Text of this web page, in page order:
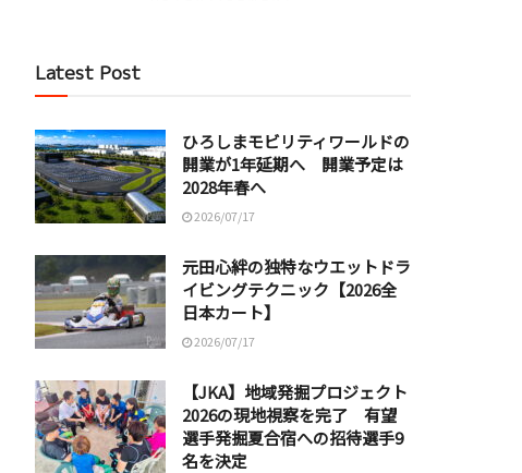
Latest Post
ひろしまモビリティワールドの
開業が1年延期へ 開業予定は
2028年春へ
2026/07/17
元田心絆の独特なウエットドラ
イビングテクニック【2026全
日本カート】
2026/07/17
【JKA】地域発掘プロジェクト
2026の現地視察を完了 有望
選手発掘夏合宿への招待選手9
名を決定